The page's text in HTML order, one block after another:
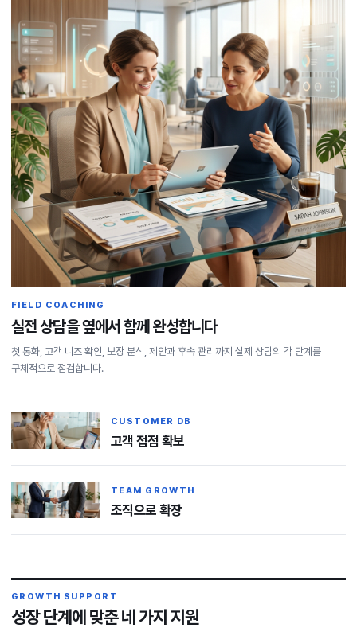
FIELD COACHING
실전 상담을 옆에서 함께 완성합니다
첫 통화, 고객 니즈 확인, 보장 분석, 제안과 후속 관리까지 실제 상담의 각 단계를
구체적으로 점검합니다.
CUSTOMER DB
고객 접점 확보
TEAM GROWTH
조직으로 확장
GROWTH SUPPORT
성장 단계에 맞춘 네 가지 지원